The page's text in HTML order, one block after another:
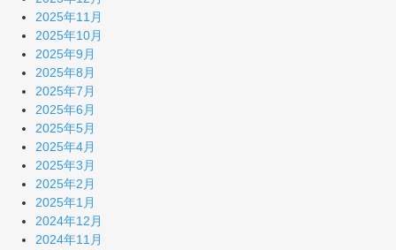
2025年11月
2025年10月
2025年9月
2025年8月
2025年7月
2025年6月
2025年5月
2025年4月
2025年3月
2025年2月
2025年1月
2024年12月
2024年11月